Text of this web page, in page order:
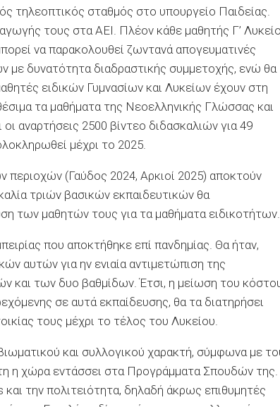
τηλεοπτικός σταθμός στο υπουργείο Παιδείας.
τους στα ΑΕΙ. Πλέον κάθε μαθητής Γ’
να παρακολουθεί ζωντανά απογευματινές
δυνατότητα διαδραστικής συμμετοχής, ενώ θα
ειδικών Γυμνασίων και Λυκείων έχουν στη
τα μαθήματα της Νεοελληνικής Γλώσσας και
αναρτήσεις 2500 βίντεο διδασκαλιών για 49
μέχρι το 2025.
(Γαύδος 2024, Αρκιοί 2025) αποκτούν
τριών βασικών εκπαιδευτικών θα
των μαθητών τους για τα μαθήματα ειδικοτήτων.
που αποκτήθηκε επί πανδημίας. Θα ήταν,
αυτών για ην ενιαία αντιμετώπιση της
και των δυο βαθμίδων. Έτσι, η μείωση του
σε αυτά εκπαίδευσης, θα τα διατηρήσει
τους μέχρι το τέλος του Λυκείου.
και συλλογικού χαρακτή, σύμφωνα με
η χώρα εντάσσει στα Προγράμματα Σπουδών της.
την πολιτειότητα, δηλαδή άκρως επιθυμητές